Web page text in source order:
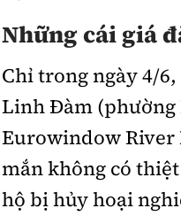
Những cái giá
Chỉ trong ngày 4/
Linh Đàm (phường
Eurowindow River
mắn không có
hộ bị hủy hoại